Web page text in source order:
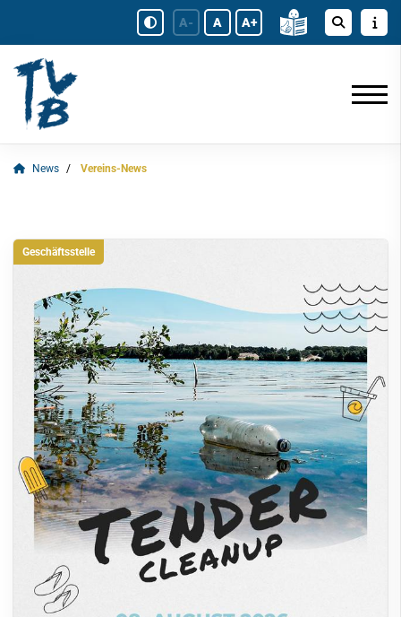
A- A A+
News Vereins-News
Geschäftsstelle